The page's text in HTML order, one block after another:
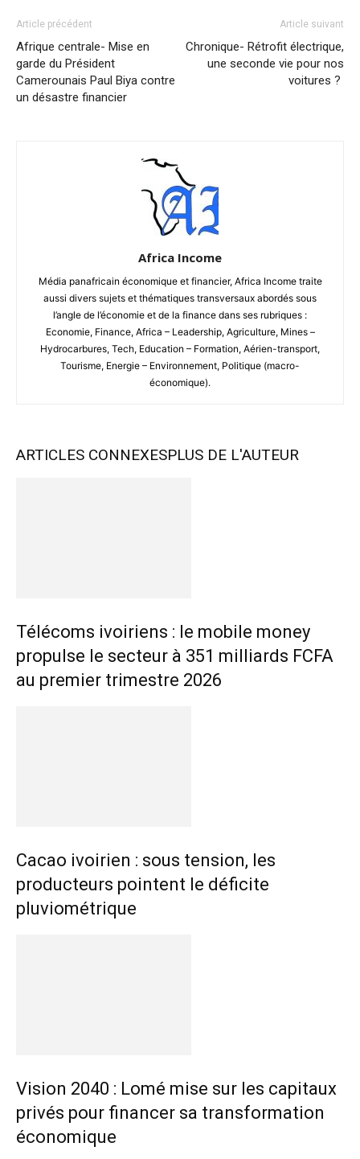
Article précédent
Afrique centrale- Mise en
garde du Président
Camerounais Paul Biya contre
un désastre financier
Article suivant
Chronique- Rétrofit électrique,
une seconde vie pour nos
voitures ?
Africa Income
Média panafricain économique et financier, Africa Income traite
aussi divers sujets et thématiques transversaux abordés sous
l’angle de l’économie et de la finance dans ses rubriques :
Economie, Finance, Africa – Leadership, Agriculture, Mines –
Hydrocarbures, Tech, Education – Formation, Aérien-transport,
Tourisme, Energie – Environnement, Politique (macro-
économique).
ARTICLES CONNEXESPLUS DE L'AUTEUR
Télécoms ivoiriens : le mobile money
propulse le secteur à 351 milliards FCFA
au premier trimestre 2026
Cacao ivoirien : sous tension, les
producteurs pointent le déficite
pluviométrique
Vision 2040 : Lomé mise sur les capitaux
privés pour financer sa transformation
économique